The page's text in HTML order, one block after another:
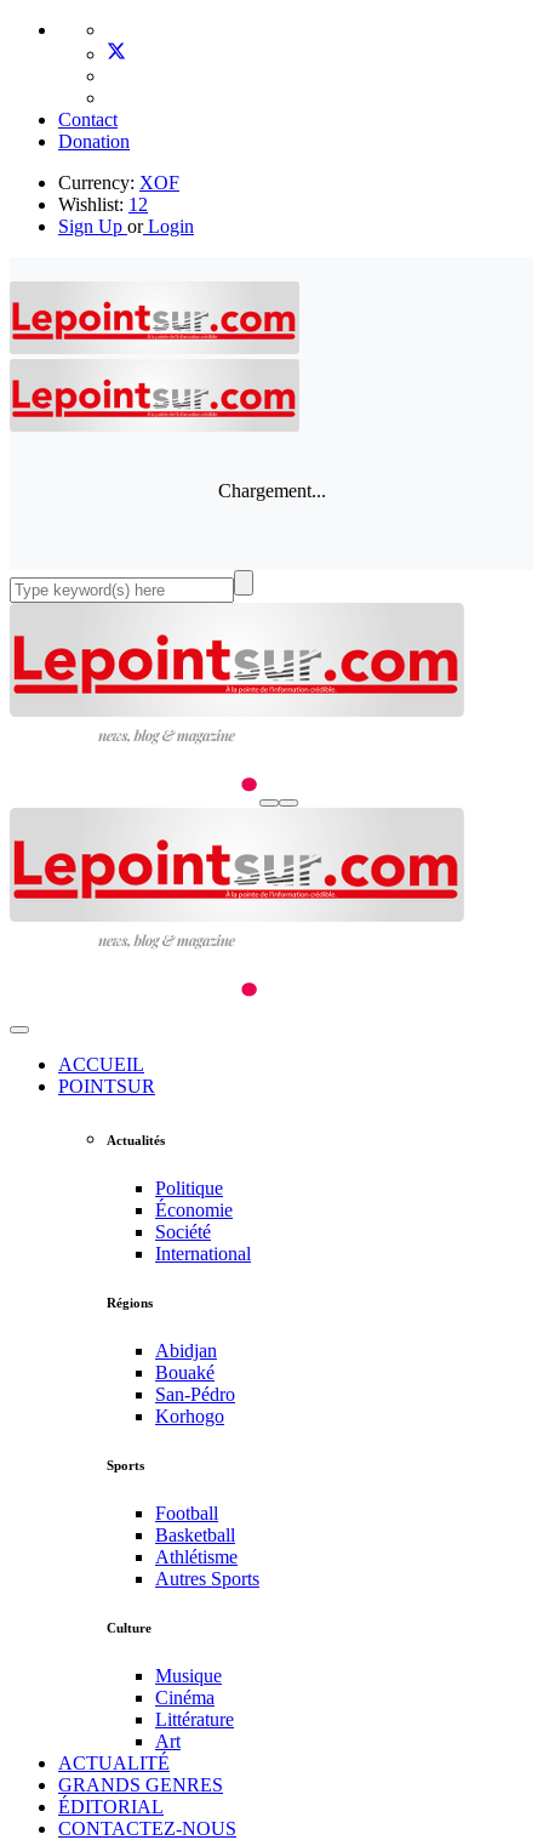
Contact
Donation
Currency: XOF
Wishlist: 12
Sign Up orLogin
Chargement...
ACCUEIL
POINTSUR
Actualités
Politique
Économie
Société
International
Régions
Abidjan
Bouaké
San-Pédro
Korhogo
Sports
Football
Basketball
Athlétisme
Autres Sports
Culture
Musique
Cinéma
Littérature
Art
ACTUALITÉ
GRANDS GENRES
ÉDITORIAL
CONTACTEZ-NOUS